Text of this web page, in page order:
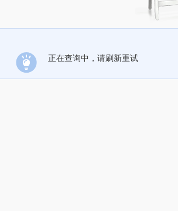
正在查询中，请刷新重试